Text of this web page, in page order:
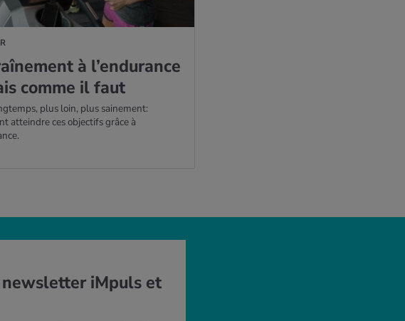
à l’en­du­rance
comme il faut
plus loin, plus sainement:
atteindre ces objectifs grâce à
iMpuls et